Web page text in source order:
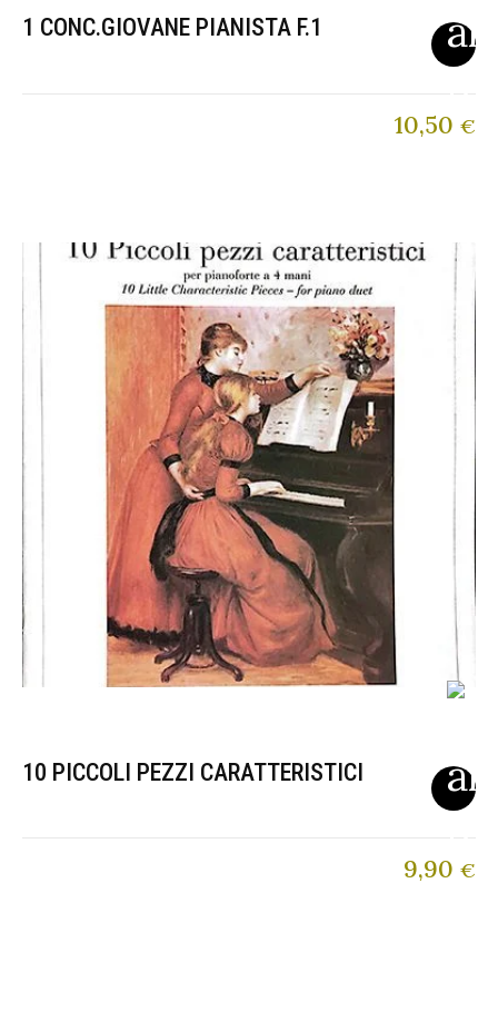
1 CONC.GIOVANE PIANISTA F.1
10,50 €
10 PICCOLI PEZZI CARATTERISTICI
9,90 €